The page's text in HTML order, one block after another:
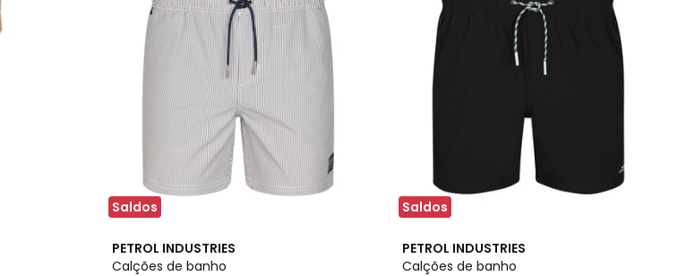
Saldos
PETROL INDUSTRIES
Calções de banho
Saldos
PETROL INDUSTRIES
Calções de banho